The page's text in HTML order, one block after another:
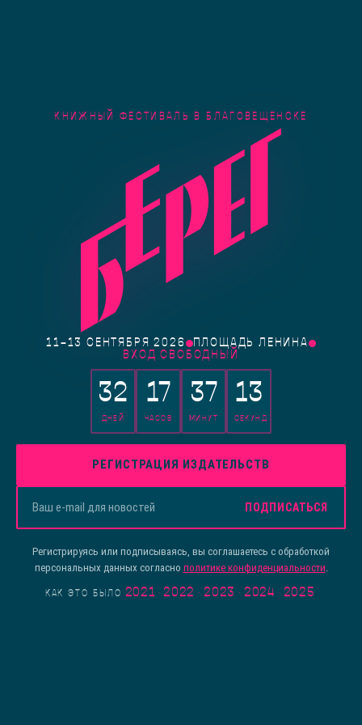
КНИЖНЫЙ ФЕСТИВАЛЬ В БЛАГОВЕЩЕНСКЕ
11–13 СЕНТЯБРЯ 2026
ПЛОЩАДЬ ЛЕНИНА
ВХОД СВОБОДНЫЙ
32
ДНЕЙ
17
ЧАСОВ
37
МИНУТ
13
СЕКУНД
РЕГИСТРАЦИЯ ИЗДАТЕЛЬСТВ
ПОДПИСАТЬСЯ
Регистрируясь или подписываясь, вы соглашаетесь с обработкой
персональных данных согласно политике конфиденциальности
КАК ЭТО БЫЛО 2021 · 2022 · 2023 · 2024 · 2025